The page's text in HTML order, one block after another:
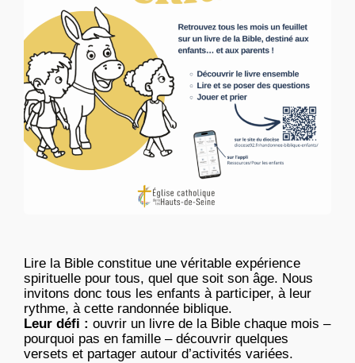
Lire la Bible constitue une véritable expérience
spirituelle pour tous, quel que soit son âge. Nous
invitons donc tous les enfants à participer, à leur
rythme, à cette randonnée biblique.
Leur défi : ouvrir un livre de la Bible chaque mois –
pourquoi pas en famille – découvrir quelques
versets et partager autour d’activités variées.